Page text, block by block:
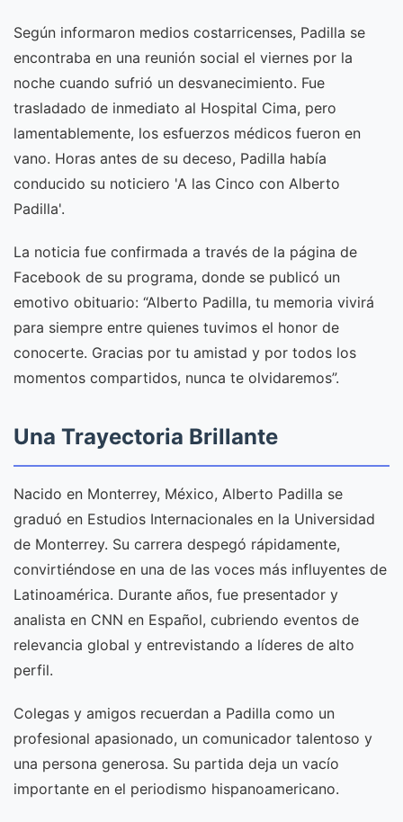
Según informaron medios costarricenses, Padilla se
encontraba en una reunión social el viernes por la
noche cuando sufrió un desvanecimiento. Fue
trasladado de inmediato al Hospital Cima, pero
lamentablemente, los esfuerzos médicos fueron en
vano. Horas antes de su deceso, Padilla había
conducido su noticiero 'A las Cinco con Alberto
Padilla'.
La noticia fue confirmada a través de la página de
Facebook de su programa, donde se publicó un
emotivo obituario: “Alberto Padilla, tu memoria vivirá
para siempre entre quienes tuvimos el honor de
conocerte. Gracias por tu amistad y por todos los
momentos compartidos, nunca te olvidaremos”.
Una Trayectoria Brillante
Nacido en Monterrey, México, Alberto Padilla se
graduó en Estudios Internacionales en la Universidad
de Monterrey. Su carrera despegó rápidamente,
convirtiéndose en una de las voces más influyentes de
Latinoamérica. Durante años, fue presentador y
analista en CNN en Español, cubriendo eventos de
relevancia global y entrevistando a líderes de alto
perfil.
Colegas y amigos recuerdan a Padilla como un
profesional apasionado, un comunicador talentoso y
una persona generosa. Su partida deja un vacío
importante en el periodismo hispanoamericano.